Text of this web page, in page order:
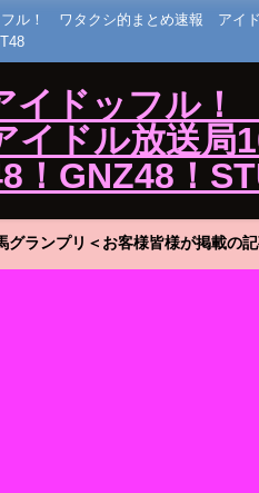
ル！ ワタクシ的まとめ速報 アイド
イドッフル
イドル放送局
！GNZ48！
グランプリ＜お客様皆様が掲載の